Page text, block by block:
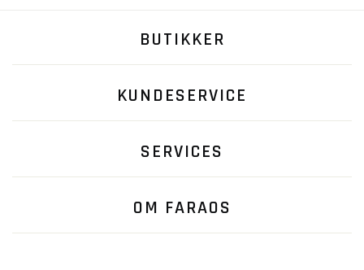
BUTIKKER
KUNDESERVICE
SERVICES
OM FARAOS